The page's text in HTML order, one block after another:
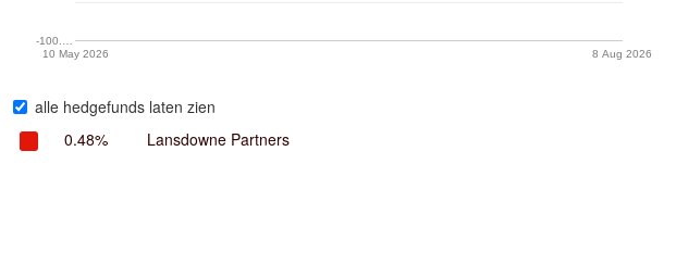
10 May 2026 8 Aug 2026
-100.…
alle hedgefunds laten zien
0.48%
Lansdowne Partners